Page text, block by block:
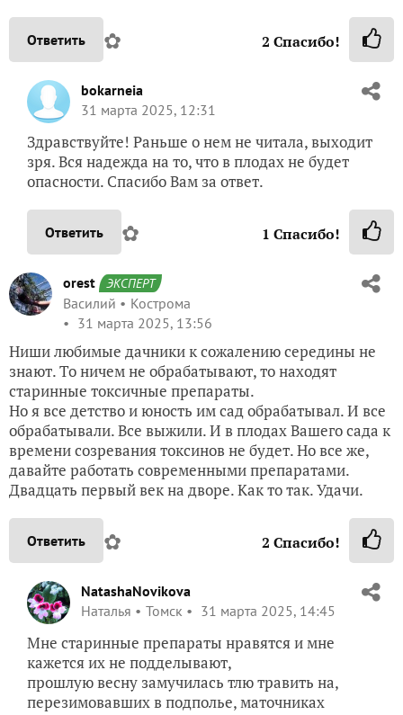
Ответить ✿ 2 Спасибо!
bokarneia
31 марта 2025, 12:31
Здравствуйте! Раньше о нем не читала, выходит
зря. Вся надежда на то, что в плодах не будет
опасности. Спасибо Вам за ответ.
Ответить ✿ 1 Спасибо!
orest ЭКСПЕРТ
Василий
Кострома
31 марта 2025, 13:56
Ниши любимые дачники к сожалению середины не
знают. То ничем не обрабатывают, то находят
старинные токсичные препараты.
Но я все детство и юность им сад обрабатывал. И все
обрабатывали. Все выжили. И в плодах Вашего сада к
времени созревания токсинов не будет. Но все же,
давайте работать современными препаратами.
Двадцать первый век на дворе. Как то так. Удачи.
Ответить ✿ 2 Спасибо!
NatashaNovikova
Наталья
Томск 31 марта 2025, 14:45
Мне старинные препараты нравятся и мне
кажется их не подделывают,
прошлую весну замучилась тлю травить на,
перезимовавших в подполье, маточниках